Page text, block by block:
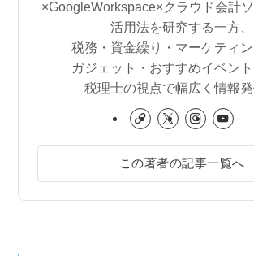
×GoogleWorkspace×クラウド会計
活用法を研究する一方、
税務・資金繰り・マーケティ
ガジェット・おすすめイベント
税理士の視点で幅広く情報
この著者の記事一覧へ